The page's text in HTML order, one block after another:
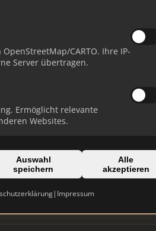
CARTO. Ihre IP-
Server übertragen.
Ermöglicht relevante
Websites.
Auswahl
speichern
Alle
akzeptieren
| Impressum